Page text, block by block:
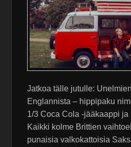
Jatkoa tälle jutulle:
Englannista – hippipaku
1/3 Coca Cola -jääkaappi ja
Kaikki kolme Brittien
punaisia valkokattoisia